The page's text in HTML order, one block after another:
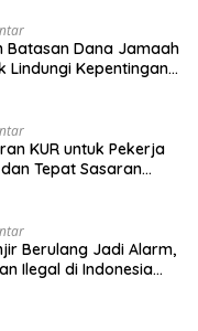
Batasan Dana Jamaah
Lindungi Kepentingan
KUR untuk Pekerja
Tepat Sasaran
Berulang Jadi Alarm,
Ilegal di Indonesia